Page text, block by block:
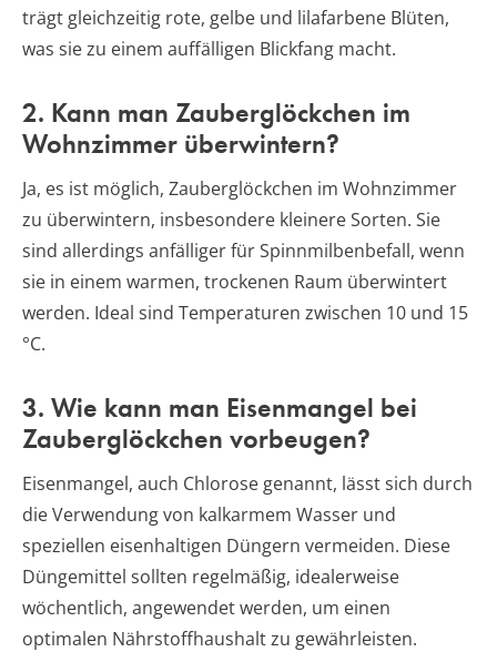
trägt gleichzeitig rote, gelbe und lilafarbene Blüten,
was sie zu einem auffälligen Blickfang macht.
2. Kann man Zauberglöckchen im
Wohnzimmer überwintern?
Ja, es ist möglich, Zauberglöckchen im Wohnzimmer
zu überwintern, insbesondere kleinere Sorten. Sie
sind allerdings anfälliger für Spinnmilbenbefall, wenn
sie in einem warmen, trockenen Raum überwintert
werden. Ideal sind Temperaturen zwischen 10 und 15
°C.
3. Wie kann man Eisenmangel bei
Zauberglöckchen vorbeugen?
Eisenmangel, auch Chlorose genannt, lässt sich durch
die Verwendung von kalkarmem Wasser und
speziellen eisenhaltigen Düngern vermeiden. Diese
Düngemittel sollten regelmäßig, idealerweise
wöchentlich, angewendet werden, um einen
optimalen Nährstoffhaushalt zu gewährleisten.